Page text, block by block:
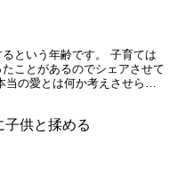
という年齢です。 子育ては
ことがあるのでシェアさせて
の愛とは何か考えさせられ
子供と揉める